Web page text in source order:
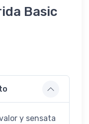
Basic
y sensata